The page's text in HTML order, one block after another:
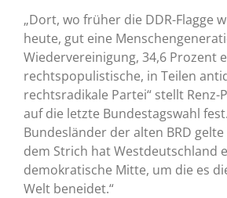
„Dort, wo früher die DDR-Flagge
heute, gut eine
Wiedervereinigung, 34,6 Prozent
rechtspopulistische, in Teilen
rechtsradikale Partei“ stellt Renz-
auf die letzte Bundestagswahl
Bundesländer der alten BRD
dem Strich hat Westdeutschland
demokratische Mitte, um die es
Welt beneidet.“